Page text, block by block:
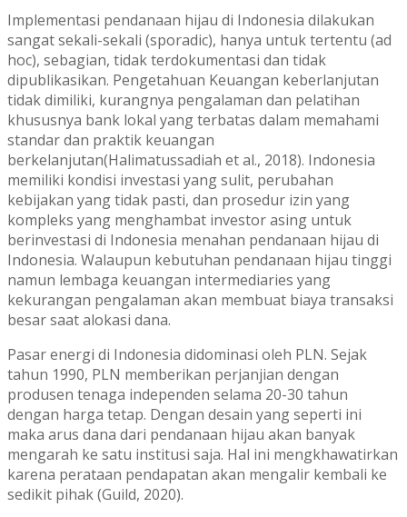
Implementasi pendanaan hijau di Indonesia dilakukan
sangat sekali-sekali (sporadic), hanya untuk tertentu (ad
hoc), sebagian, tidak terdokumentasi dan tidak
dipublikasikan. Pengetahuan Keuangan keberlanjutan
tidak dimiliki, kurangnya pengalaman dan pelatihan
khususnya bank lokal yang terbatas dalam memahami
standar dan praktik keuangan
berkelanjutan(Halimatussadiah et al., 2018). Indonesia
memiliki kondisi investasi yang sulit, perubahan
kebijakan yang tidak pasti, dan prosedur izin yang
kompleks yang menghambat investor asing untuk
berinvestasi di Indonesia menahan pendanaan hijau di
Indonesia. Walaupun kebutuhan pendanaan hijau tinggi
namun lembaga keuangan intermediaries yang
kekurangan pengalaman akan membuat biaya transaksi
besar saat alokasi dana.
Pasar energi di Indonesia didominasi oleh PLN. Sejak
tahun 1990, PLN memberikan perjanjian dengan
produsen tenaga independen selama 20-30 tahun
dengan harga tetap. Dengan desain yang seperti ini
maka arus dana dari pendanaan hijau akan banyak
mengarah ke satu institusi saja. Hal ini mengkhawatirkan
karena perataan pendapatan akan mengalir kembali ke
sedikit pihak (Guild, 2020).